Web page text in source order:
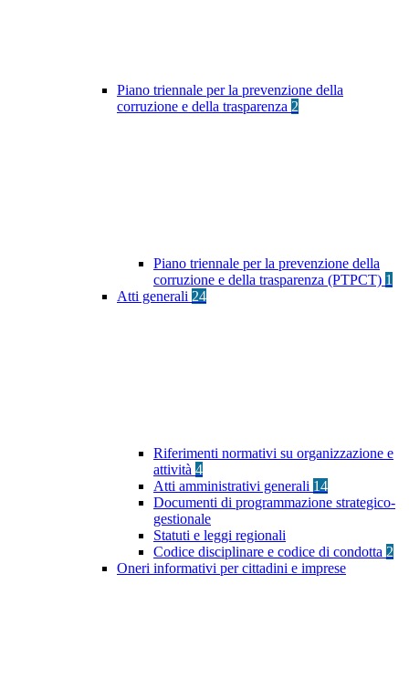
Piano triennale per la prevenzione della
corruzione e della trasparenza 2
Piano triennale per la prevenzione della
corruzione e della trasparenza (PTPCT) 1
Atti generali 24
Riferimenti normativi su organizzazione e
attività 4
Atti amministrativi generali 14
Documenti di programmazione strategico-
gestionale
Statuti e leggi regionali
Codice disciplinare e codice di condotta 2
Oneri informativi per cittadini e imprese